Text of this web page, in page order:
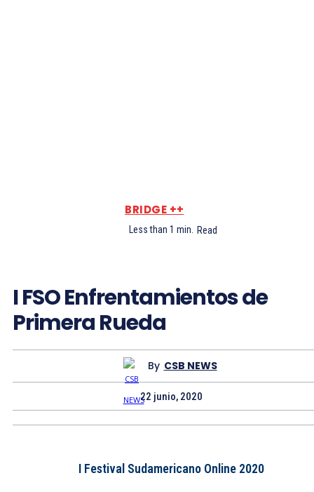
BRIDGE ++
Less than 1 min. Read
I FSO Enfrentamientos de
Primera Rueda
By CSB NEWS
22 junio, 2020
I Festival Sudamericano Online 2020